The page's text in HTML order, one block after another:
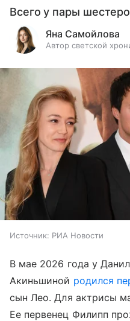
Всего у пары
Яна Самойлова
Автор светской
Источник: РИА Новости
В мае 2026 года у
Акиньшиной родился
сын Лео. Для актрисы
Ее первенец Филипп